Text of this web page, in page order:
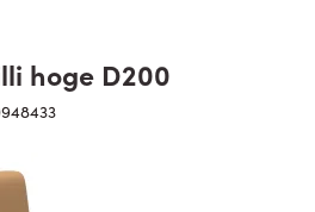
hoge D200